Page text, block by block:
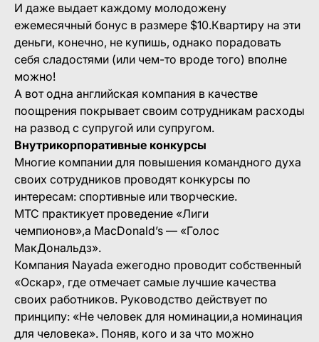
И даже выдает каждому молодожену
ежемесячный бонус в размере $10.Квартиру на эти
деньги, конечно, не купишь, однако порадовать
себя сладостями (или чем-то вроде того) вполне
можно!
А вот одна английская компания в качестве
поощрения покрывает своим сотрудникам расходы
на развод с супругой или супругом.
Внутрикорпоративные конкурсы
Многие компании для повышения командного духа
своих сотрудников проводят конкурсы по
интересам: спортивные или творческие.
МТС практикует проведение «Лиги
чемпионов»,а MacDonald’s — «Голос
МакДональдз».
Компания Nayada ежегодно проводит собственный
«Оскар», где отмечает самые лучшие качества
своих работников. Руководство действует по
принципу: «Не человек для номинации,а номинация
для человека». Поняв, кого и за что можно